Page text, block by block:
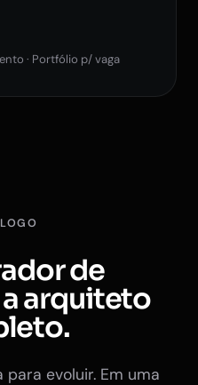
· Portfólio p/ vaga
de
arquiteto
evoluir. Em uma